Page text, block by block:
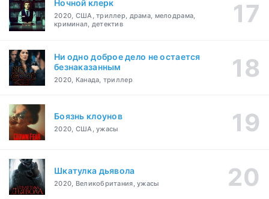
Ночной клерк
2020, США, триллер, драма, мелодрама,
криминал, детектив
Ни одно доброе дело не остается
безнаказанным
2020, Канада, триллер
Боязнь клоунов
2020, США, ужасы
Шкатулка дьявола
2020, Великобритания, ужасы